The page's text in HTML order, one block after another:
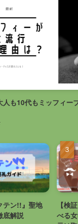
人も10代もミッフィー
テン!!』聖地
底解説
【検
べる